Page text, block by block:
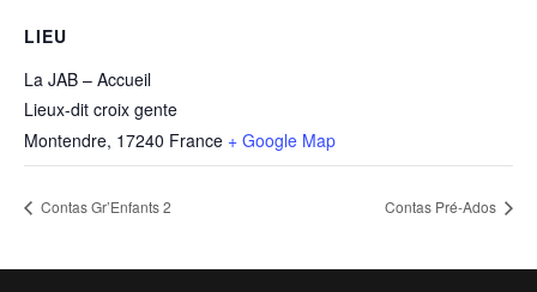
LIEU
La JAB – Accueil
Lieux-dit croix gente
Montendre, 17240 France + Google Map
Contas Gr’Enfants 2 Contas Pré-Ados